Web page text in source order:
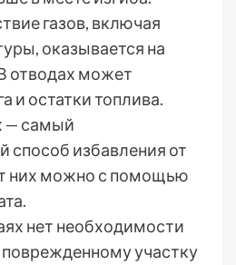
газов, включая
оказывается на
отводах может
и остатки топлива.
— самый
способ избавления от
них можно с помощью
нет необходимости
участку